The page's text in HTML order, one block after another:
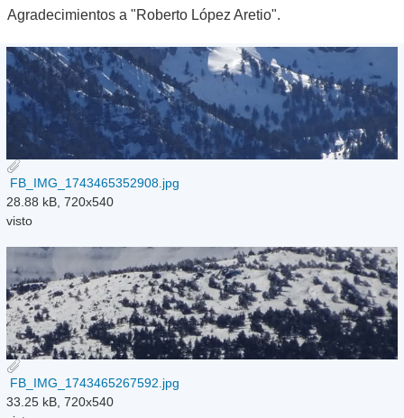
Agradecimientos a "Roberto López Aretio".
FB_IMG_1743465352908.jpg
28.88 kB, 720x540
visto
FB_IMG_1743465267592.jpg
33.25 kB, 720x540